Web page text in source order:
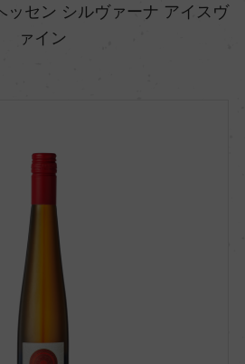
ッセン シルヴァーナ アイスヴ
ァイン